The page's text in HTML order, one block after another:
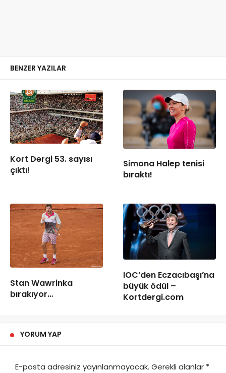
BENZER YAZILAR
Kort Dergi 53. sayısı
çıktı!
Simona Halep tenisi
bıraktı!
Stan Wawrinka
bırakıyor…
IOC’den Eczacıbaşı’na
büyük ödül –
Kortdergi.com
YORUM YAP
E-posta adresiniz yayınlanmayacak. Gerekli alanlar *